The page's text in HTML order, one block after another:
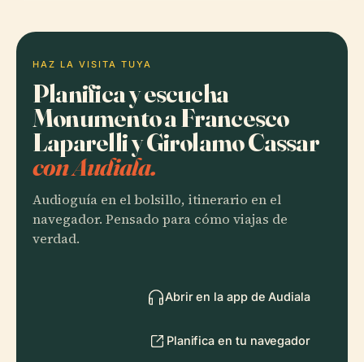
HAZ LA VISITA TUYA
Planifica y escucha
Monumento a Francesco
Laparelli y Girolamo Cassar
con Audiala.
Audioguía en el bolsillo, itinerario en el
navegador. Pensado para cómo viajas de
verdad.
Abrir en la app de Audiala
Planifica en tu navegador